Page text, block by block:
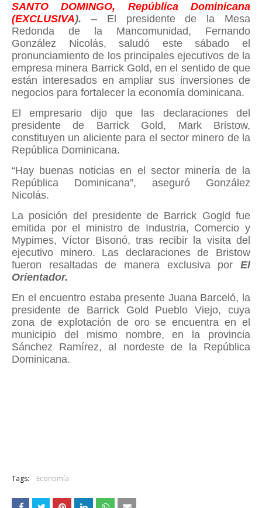
SANTO DOMINGO, República Dominicana
(EXCLUSIVA). – El presidente de la Mesa
Redonda de la Mancomunidad, Fernando
González Nicolás, saludó este sábado el
pronunciamiento de los principales ejecutivos de la
empresa minera Barrick Gold, en el sentido de que
están interesados en ampliar sus inversiones de
negocios para fortalecer la economía dominicana.
El empresario dijo que las declaraciones del
presidente de Barrick Gold, Mark Bristow,
constituyen un aliciente para el sector minero de la
República Dominicana.
“Hay buenas noticias en el sector minería de la
República Dominicana”, aseguró González
Nicolás.
La posición del presidente de Barrick Gogld fue
emitida por el ministro de Industria, Comercio y
Mypimes, Víctor Bisonó, tras recibir la visita del
ejecutivo minero. Las declaraciones de Bristow
fueron resaltadas de manera exclusiva por El
Orientador.
En el encuentro estaba presente Juana Barceló, la
presidente de Barrick Gold Pueblo Viejo, cuya
zona de explotación de oro se encuentra en el
municipio del mismo nombre, en la provincia
Sánchez Ramírez, al nordeste de la República
Dominicana.
Tags: Economía